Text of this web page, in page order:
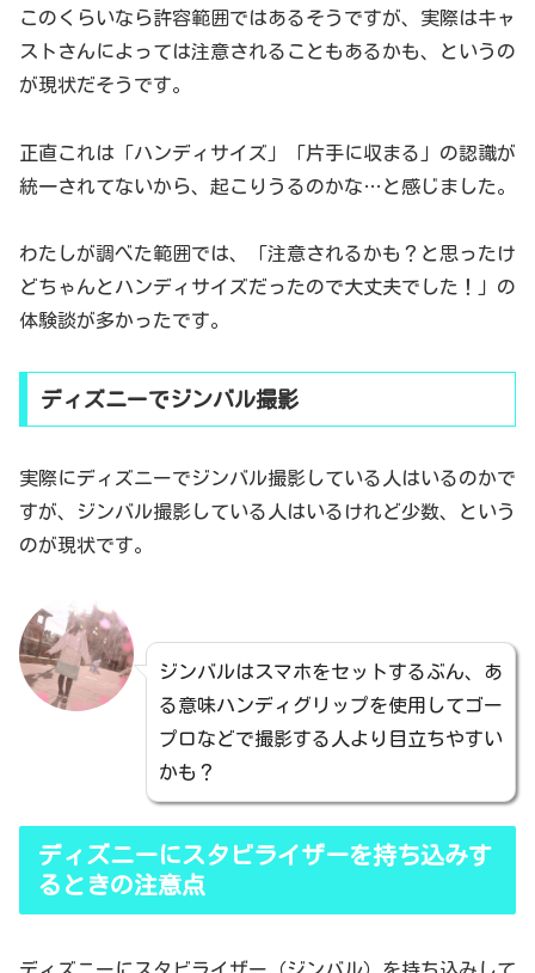
このくらいなら許容範囲ではあるそうですが、実際はキャ
ストさんによっては注意されることもあるかも、というの
が現状だそうです。
正直これは「ハンディサイズ」「片手に収まる」の認識が
統一されてないから、起こりうるのかな…と感じました。
わたしが調べた範囲では、「注意されるかも？と思ったけ
どちゃんとハンディサイズだったので大丈夫でした！」の
体験談が多かったです。
ディズニーでジンバル撮影
実際にディズニーでジンバル撮影している人はいるのかで
すが、ジンバル撮影している人はいるけれど少数、という
のが現状です。
ジンバルはスマホをセットするぶん、あ
る意味ハンディグリップを使用してゴー
プロなどで撮影する人より目立ちやすい
かも？
ディズニーにスタビライザーを持ち込みす
るときの注意点